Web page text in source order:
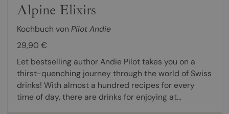
Alpine Elixirs
Kochbuch von Pilot Andie
29,90 €
Let bestselling author Andie Pilot takes you on a
thirst-quenching journey through the world of Swiss
drinks! With almost a hundred recipes for every
time of day, there are drinks for enjoying at...